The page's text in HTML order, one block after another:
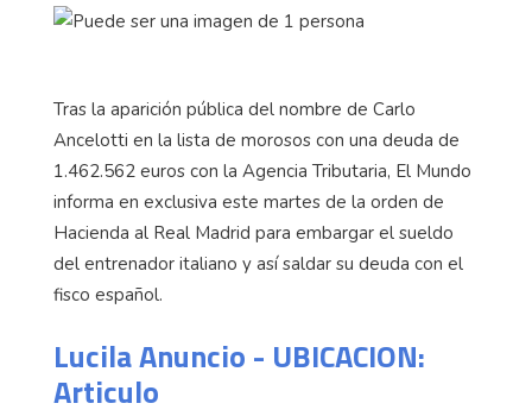
Tras la aparición pública del nombre de Carlo
Ancelotti en la lista de morosos con una deuda de
1.462.562 euros con la Agencia Tributaria, El Mundo
informa en exclusiva este martes de la orden de
Hacienda al Real Madrid para embargar el sueldo
del entrenador italiano y así saldar su deuda con el
fisco español.
Lucila Anuncio - UBICACION:
Articulo